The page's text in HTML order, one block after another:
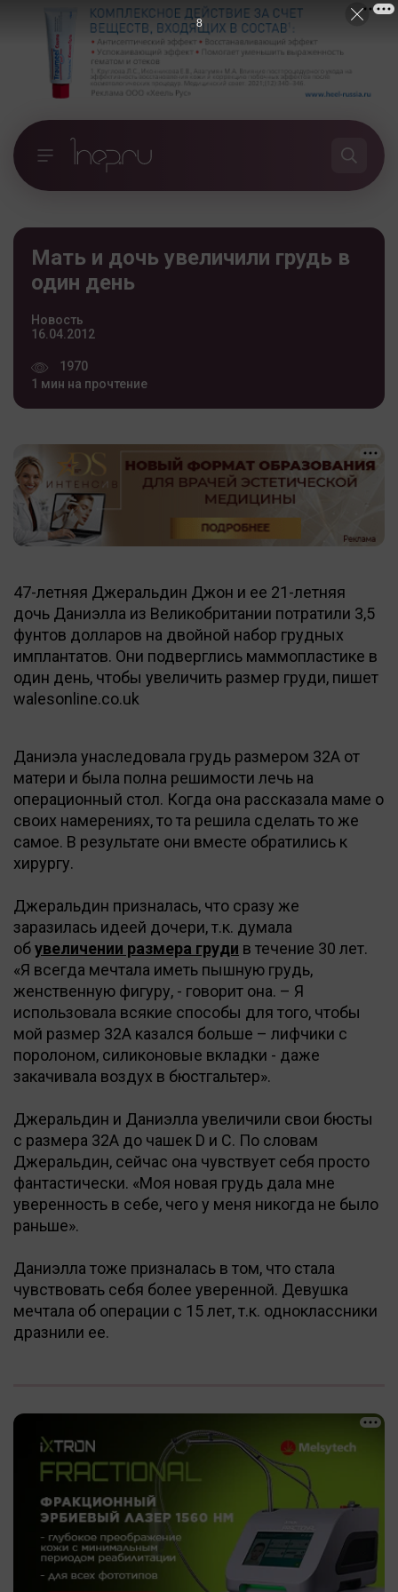
Мать и дочь увеличили грудь в
один день
Новость
16.04.2012
1970
1 мин на прочтение
47-летняя Джеральдин Джон и ее 21-летняя
дочь Даниэлла из Великобритании потратили 3,5
фунтов долларов на двойной набор грудных
имплантатов. Они подверглись маммопластике в
один день, чтобы увеличить размер груди, пишет
walesonline.co.uk
Даниэла унаследовала грудь размером 32А от
матери и была полна решимости лечь на
операционный стол. Когда она рассказала маме о
своих намерениях, то та решила сделать то же
самое. В результате они вместе обратились к
хирургу.
Джеральдин призналась, что сразу же
заразилась идеей дочери, т.к. думала
обувеличении размера груди в течение 30 лет.
«Я всегда мечтала иметь пышную грудь,
женственную фигуру, - говорит она. – Я
использовала всякие способы для того, чтобы
мой размер 32А казался больше – лифчики с
поролоном, силиконовые вкладки - даже
закачивала воздух в бюстгальтер».
Джеральдин и Даниэлла увеличили свои бюсты
с размера 32A до чашек D и C. По словам
Джеральдин, сейчас она чувствует себя просто
фантастически. «Моя новая грудь дала мне
уверенность в себе, чего у меня никогда не было
раньше».
Даниэлла тоже призналась в том, что стала
чувствовать себя более уверенной. Девушка
мечтала об операции с 15 лет, т.к. одноклассники
дразнили ее.
7